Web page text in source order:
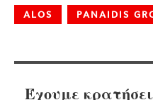
ALOS PANAIDIS
Έχουμε